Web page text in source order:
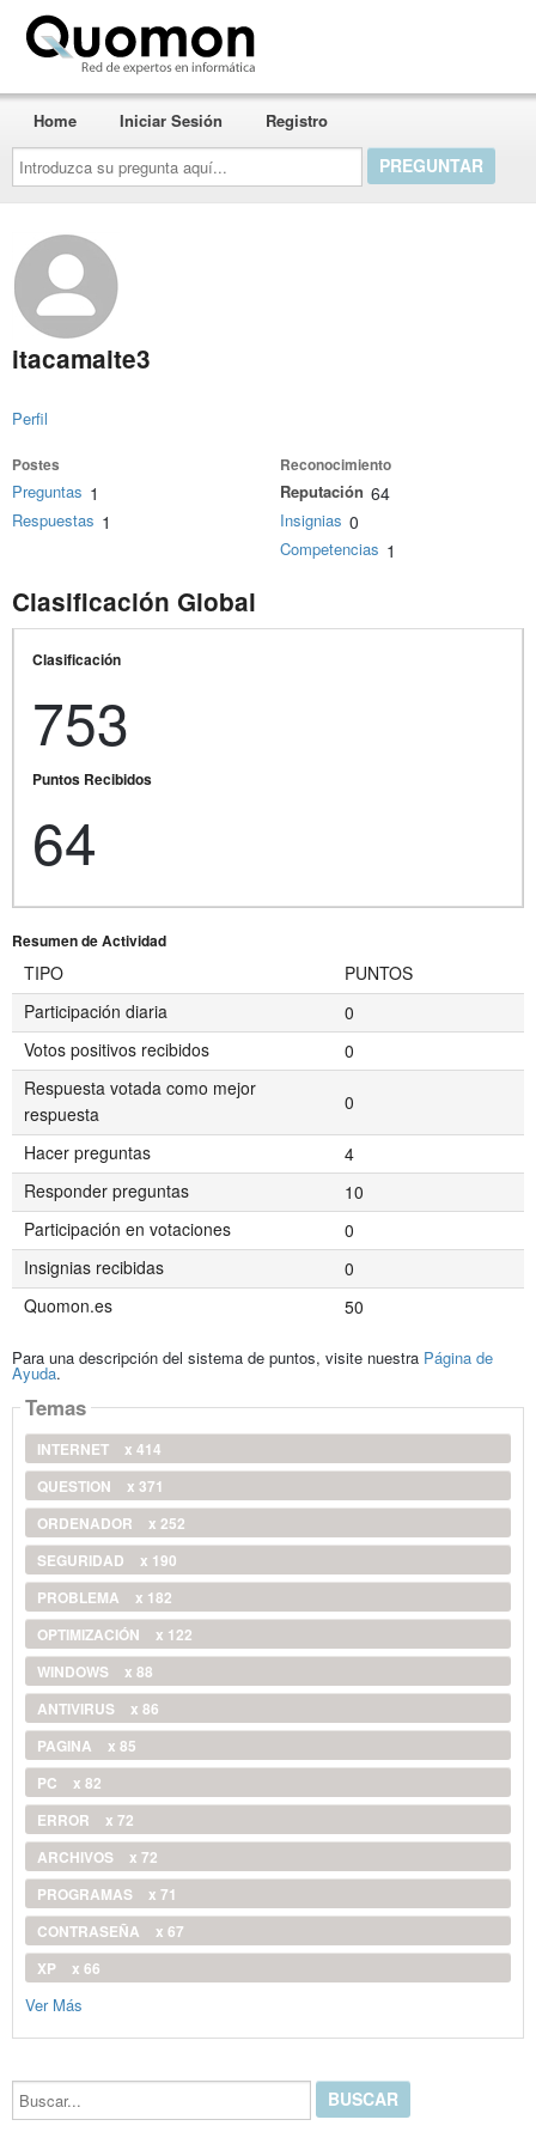
Introduzca
su
pregunta
aquí...
Home Iniciar Sesión Registro
itacamaite3
Perfil
Postes
Preguntas 1
Respuestas 1
Reconocimiento
Reputación 64
Insignias 0
Competencias 1
Clasificación Global
Clasificación
753
Puntos Recibidos
64
Resumen de Actividad
TIPO
PUNTOS
Participación diaria
0
Votos positivos recibidos
0
Respuesta votada como mejor
respuesta
0
Hacer preguntas
4
Responder preguntas
10
Participación en votaciones
0
Insignias recibidas
0
Quomon.es
50
Para una descripción del sistema de puntos, visite nuestra Página de
Ayuda.
Temas
INTERNET
x 414
QUESTION
x 371
ORDENADOR
x 252
SEGURIDAD
x 190
PROBLEMA
x 182
OPTIMIZACIÓN
x 122
WINDOWS
x 88
ANTIVIRUS
x 86
PAGINA
x 85
PC
x 82
ERROR
x 72
ARCHIVOS
x 72
PROGRAMAS
x 71
CONTRASEÑA
x 67
XP
x 66
Ver Más
Buscar...